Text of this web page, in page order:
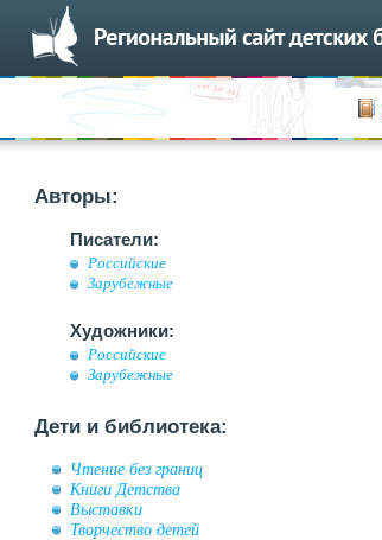
Авторы:
Писатели:
Российские
Зарубежные
Художники:
Российские
Зарубежные
Дети и библиотека:
Чтение без границ
Книги Детства
Выставки
Творчество детей